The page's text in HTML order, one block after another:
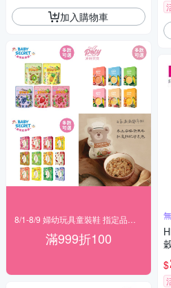
加入購物車
滿999折100
$